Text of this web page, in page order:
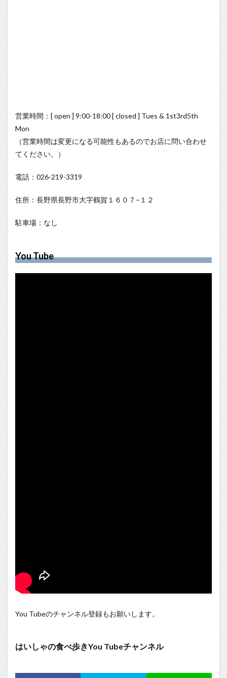
営業時間：[ open ] 9:00-18:00 [ closed ] Tues & 1st3rd5th
Mon
（営業時間は変更になる可能性もあるのでお店に問い合わせ
てください。）
電話：026-219-3319
住所：長野県長野市大字鶴賀１６０７−１２
駐車場：なし
You Tube
You Tubeのチャンネル登録もお願いします。
はいしゃの食べ歩きYou Tubeチャンネル